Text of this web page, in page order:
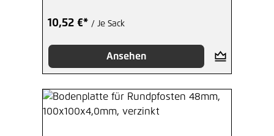
10,52 €* / Je Sack
Ansehen